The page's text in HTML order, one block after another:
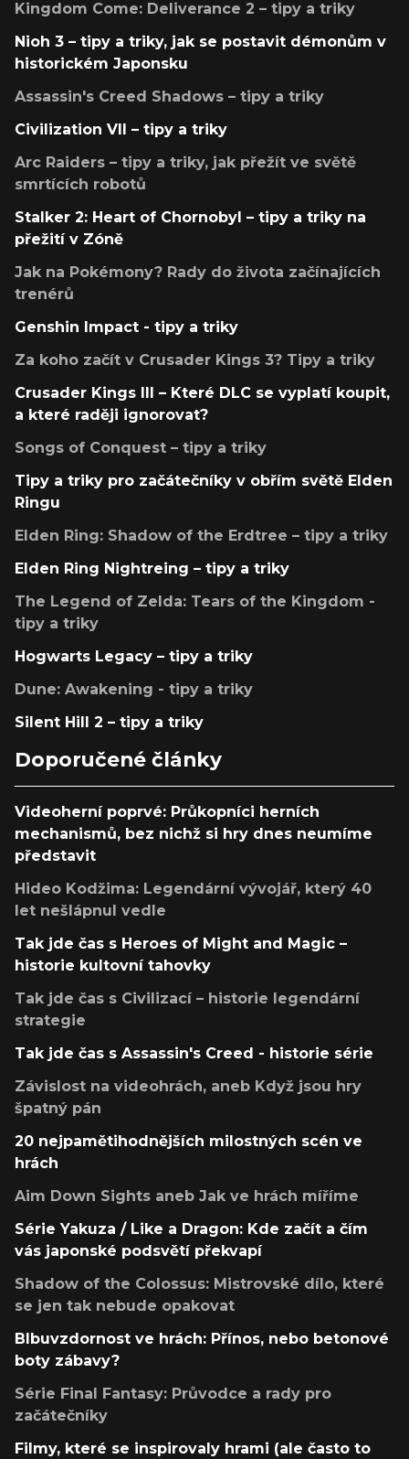
Kingdom Come: Deliverance 2 – tipy a triky
Nioh 3 – tipy a triky, jak se postavit démonům v
historickém Japonsku
Assassin's Creed Shadows – tipy a triky
Civilization VII – tipy a triky
Arc Raiders – tipy a triky, jak přežít ve světě
smrtících robotů
Stalker 2: Heart of Chornobyl – tipy a triky na
přežití v Zóně
Jak na Pokémony? Rady do života začínajících
trenérů
Genshin Impact - tipy a triky
Za koho začít v Crusader Kings 3? Tipy a triky
Crusader Kings III – Které DLC se vyplatí koupit,
a které raději ignorovat?
Songs of Conquest – tipy a triky
Tipy a triky pro začátečníky v obřím světě Elden
Ringu
Elden Ring: Shadow of the Erdtree – tipy a triky
Elden Ring Nightreing – tipy a triky
The Legend of Zelda: Tears of the Kingdom -
tipy a triky
Hogwarts Legacy – tipy a triky
Dune: Awakening - tipy a triky
Silent Hill 2 – tipy a triky
Doporučené články
Videoherní poprvé: Průkopníci herních
mechanismů, bez nichž si hry dnes neumíme
představit
Hideo Kodžima: Legendární vývojář, který 40
let nešlápnul vedle
Tak jde čas s Heroes of Might and Magic –
historie kultovní tahovky
Tak jde čas s Civilizací – historie legendární
strategie
Tak jde čas s Assassin's Creed - historie série
Závislost na videohrách, aneb Když jsou hry
špatný pán
20 nejpamětihodnějších milostných scén ve
hrách
Aim Down Sights aneb Jak ve hrách míříme
Série Yakuza / Like a Dragon: Kde začít a čím
vás japonské podsvětí překvapí
Shadow of the Colossus: Mistrovské dílo, které
se jen tak nebude opakovat
Blbuvzdornost ve hrách: Přínos, nebo betonové
boty zábavy?
Série Final Fantasy: Průvodce a rady pro
začátečníky
Filmy, které se inspirovaly hrami (ale často to